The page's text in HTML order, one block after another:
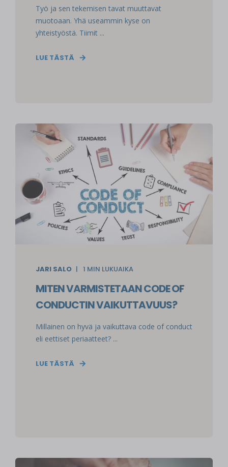
Työ ja sen tekemisen tavat muuttavat
muotoaan. Yhä useammin kyse on
yhteistyöstä. Tiimit ...
LUE TÄSTÄ
JARI SALO 1 MIN LUKUAIKA
MITEN VARMISTETAAN CODE OF
CONDUCTIN VAIKUTTAVUUS?
Millainen on hyvä ja vaikuttava code of conduct
eli eettiset periaatteet? ...
LUE TÄSTÄ